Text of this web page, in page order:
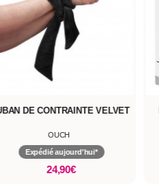
DE CONTRAINTE VELVET
OUCH
Expédié aujourd'hui*
24,90€